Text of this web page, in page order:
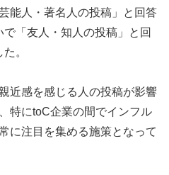
能人・著名人の投稿」と回答
「友人・知人の投稿」と回
。
近感を感じる人の投稿が影響
特にtoC企業の間でインフル
に注目を集める施策となって